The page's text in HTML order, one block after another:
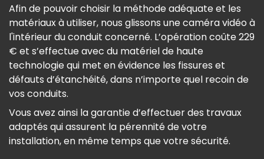
Afin de pouvoir choisir la méthode adéquate et les
matériaux à utiliser, nous glissons une caméra vidéo à
l'intérieur du conduit concerné. L’opération coûte 229
€ et s’effectue avec du matériel de haute
technologie qui met en évidence les fissures et
défauts d’étanchéité, dans n’importe quel recoin de
vos conduits.
Vous avez ainsi la garantie d’effectuer des travaux
adaptés qui assurent la pérennité de votre
installation, en même temps que votre sécurité.